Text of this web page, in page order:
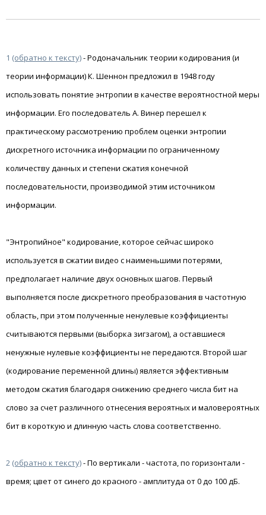
1 (обратно к тексту)- Родоначальник теории кодирования (и
теории информации) К. Шеннон предложил в 1948 году
использовать понятие энтропии в качестве вероятностной меры
информации. Его последователь А. Винер перешел к
практическому рассмотрению проблем оценки энтропии
дискретного источника информации по ограниченному
количеству данных и степени сжатия конечной
последовательности, производимой этим источником
информации.
"Энтропийное" кодирование, которое сейчас широко
используется в сжатии видео с наименьшими потерями,
предполагает наличие двух основных шагов. Первый
выполняется после дискретного преобразования в частотную
область, при этом полученные ненулевые коэффициенты
считываются первыми (выборка зигзагом), а оставшиеся
ненужные нулевые коэффициенты не передаются. Второй шаг
(кодирование переменной длины) является эффективным
методом сжатия благодаря снижению среднего числа бит на
слово за счет различного отнесения вероятных и маловероятных
бит в короткую и длинную часть слова соответственно.
2 (обратно к тексту)- По вертикали - частота, по горизонтали -
время; цвет от синего до красного - амплитуда от 0 до 100 дБ.